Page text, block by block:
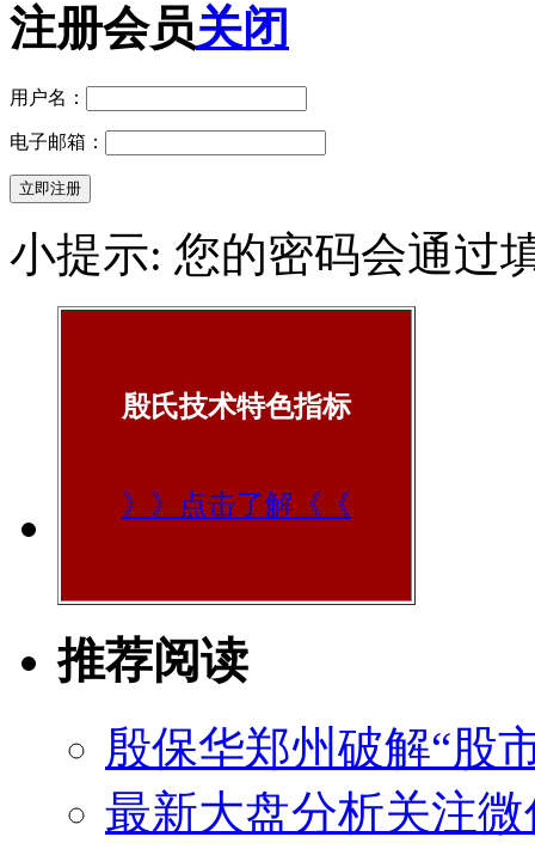
注册会员关闭
用户名：
电子邮箱：
小提示: 您的密码会通过
殷氏技术特色指标
》》点击了解《《
推荐阅读
殷保华郑州破解“股
最新大盘分析关注